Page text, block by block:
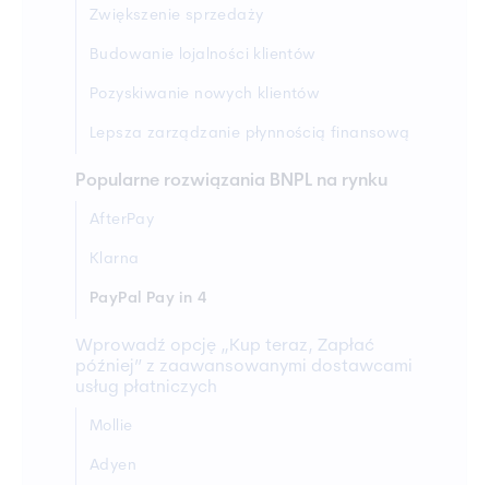
Zwiększenie sprzedaży
Budowanie lojalności klientów
Pozyskiwanie nowych klientów
Lepsza zarządzanie płynnością finansową
Popularne rozwiązania BNPL na rynku
AfterPay
Klarna
PayPal Pay in 4
Wprowadź opcję „Kup teraz, Zapłać
później” z zaawansowanymi dostawcami
usług płatniczych
Mollie
Adyen